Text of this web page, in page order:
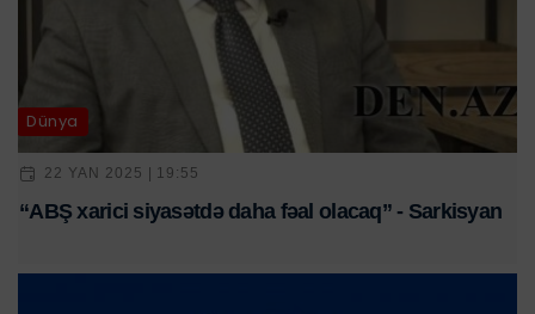
Dünya
22 YAN 2025 | 19:55
“ABŞ xarici siyasətdə daha fəal olacaq” - Sarkisyan